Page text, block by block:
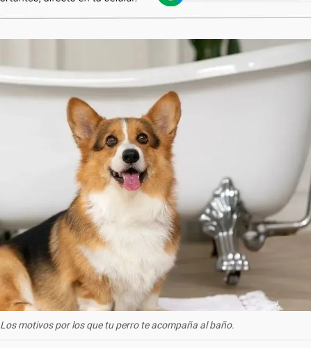
Los motivos por los que tu perro te acompaña al baño.